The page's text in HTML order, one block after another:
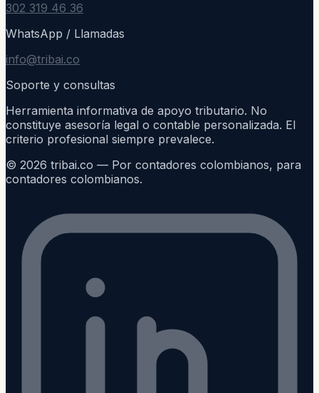
302 319 46 36
WhatsApp / Llamadas
info@tribai.co
Soporte y consultas
Herramienta informativa de apoyo tributario. No
constituye asesoría legal o contable personalizada. El
criterio profesional siempre prevalece.
© 2026 tribai.co — Por contadores colombianos, para
contadores colombianos.